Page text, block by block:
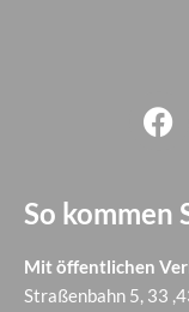
So kommen
Mit öffentlichen
Straßenbahn 5, 33